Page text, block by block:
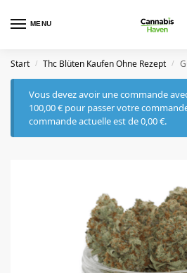
MENU
Start / Thc Blüten Kaufen Ohne Rezept /
Vous devez avoir une commande
100,00€ pour passer votre
commande actuelle est de0,00€.